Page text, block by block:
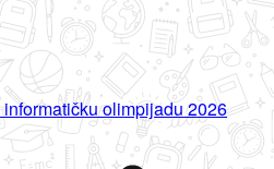
olimpijadu 2026